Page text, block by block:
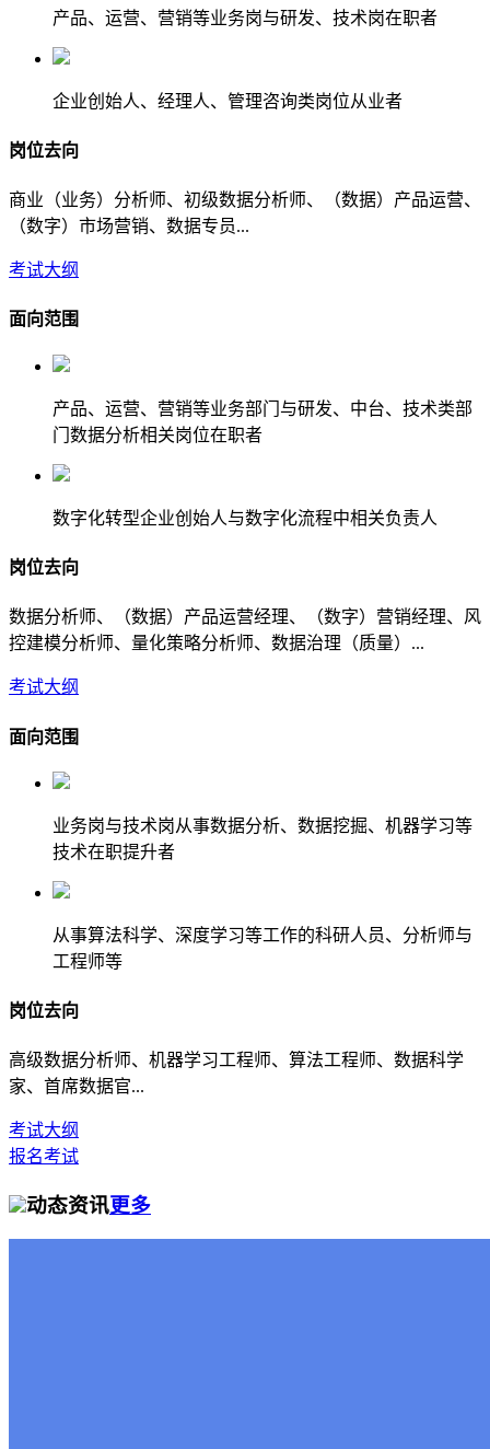
产品、运营、营销等业务岗与研发、技术岗在职者
企业创始人、经理人、管理咨询类岗位从业者
岗位去向
商业（业务）分析师、初级数据分析师、（数据）产品运营、
（数字）市场营销、数据专员...
考试大纲
面向范围
产品、运营、营销等业务部门与研发、中台、技术类部
门数据分析相关岗位在职者
数字化转型企业创始人与数字化流程中相关负责人
岗位去向
数据分析师、（数据）产品运营经理、（数字）营销经理、风
控建模分析师、量化策略分析师、数据治理（质量）...
考试大纲
面向范围
业务岗与技术岗从事数据分析、数据挖掘、机器学习等
技术在职提升者
从事算法科学、深度学习等工作的科研人员、分析师与
工程师等
岗位去向
高级数据分析师、机器学习工程师、算法工程师、数据科学
家、首席数据官...
考试大纲
报名考试
动态资讯更多